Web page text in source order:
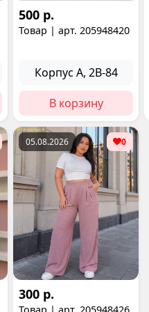
500 р.
Товар | арт. 205948420
Корпус А, 2В-84
В корзину
05.08.2026 0
300 р.